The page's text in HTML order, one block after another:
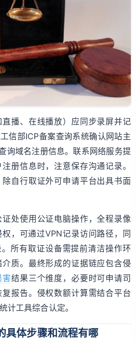
播、在线播放）应同步录屏并记
信部ICP备案查询系统确认网站主
询域名注册信息。联系网络服务提
册信息时，注意保存沟通记录。
自行取证外可申请平台出具书面
处使用公证电脑操作，全程录像
，可通过VPN记录访问路径，同
所有取证设备需提前清洁操作环
质。最终形成的证据链应包含侵
害结果三个维度，必要时可申请司
报告。侵权数额计算需结合平台
计工具综合认定。
具体步骤和流程有哪